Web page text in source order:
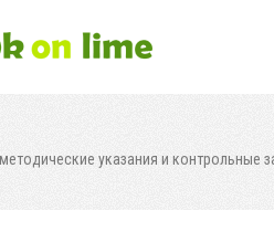
указания и контрольные